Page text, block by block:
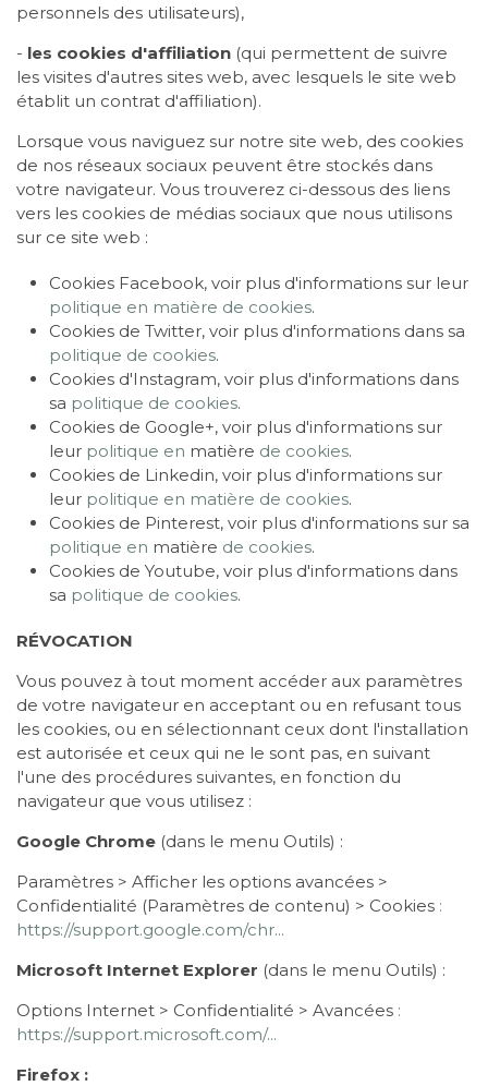
personnels des utilisateurs),
- les cookies d'affiliation (qui permettent de suivre
les visites d'autres sites web, avec lesquels le site web
établit un contrat d'affiliation).
Lorsque vous naviguez sur notre site web, des cookies
de nos réseaux sociaux peuvent être stockés dans
votre navigateur. Vous trouverez ci-dessous des liens
vers les cookies de médias sociaux que nous utilisons
sur ce site web :
Cookies Facebook, voir plus d'informations sur leur
politique en matière de cookies.
Cookies de Twitter, voir plus d'informations dans sa
politique de cookies.
Cookies d'Instagram, voir plus d'informations dans
sa politique de cookies.
Cookies de Google+, voir plus d'informations sur
leur politique en matière de cookies.
Cookies de Linkedin, voir plus d'informations sur
leur politique en matière de cookies.
Cookies de Pinterest, voir plus d'informations sur sa
politique en matière de cookies.
Cookies de Youtube, voir plus d'informations dans
sa politique de cookies.
RÉVOCATION
Vous pouvez à tout moment accéder aux paramètres
de votre navigateur en acceptant ou en refusant tous
les cookies, ou en sélectionnant ceux dont l'installation
est autorisée et ceux qui ne le sont pas, en suivant
l'une des procédures suivantes, en fonction du
navigateur que vous utilisez :
Google Chrome (dans le menu Outils) :
Paramètres > Afficher les options avancées >
Confidentialité (Paramètres de contenu) > Cookies :
https://support.google.com/chr...
Microsoft Internet Explorer (dans le menu Outils) :
Options Internet > Confidentialité > Avancées :
https://support.microsoft.com/...
Firefox :